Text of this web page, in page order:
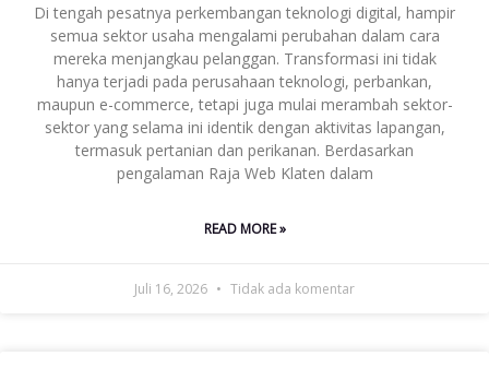
Di tengah pesatnya perkembangan teknologi digital, hampir
semua sektor usaha mengalami perubahan dalam cara
mereka menjangkau pelanggan. Transformasi ini tidak
hanya terjadi pada perusahaan teknologi, perbankan,
maupun e-commerce, tetapi juga mulai merambah sektor-
sektor yang selama ini identik dengan aktivitas lapangan,
termasuk pertanian dan perikanan. Berdasarkan
pengalaman Raja Web Klaten dalam
READ MORE »
Juli 16, 2026 Tidak ada komentar